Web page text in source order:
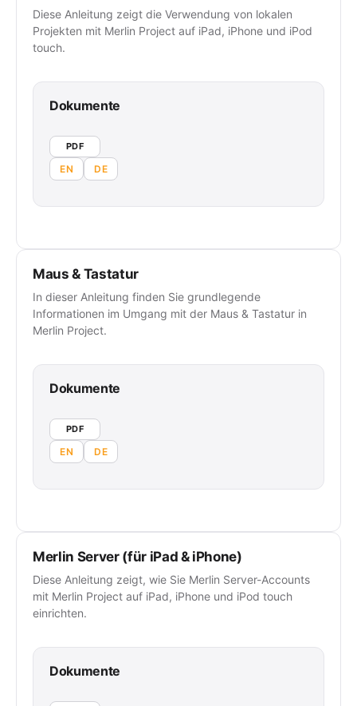
Diese Anleitung zeigt die Verwendung von lokalen
Projekten mit Merlin Project auf iPad, iPhone und iPod
touch.
Dokumente
PDF
EN DE
Maus & Tastatur
In dieser Anleitung finden Sie grundlegende
Informationen im Umgang mit der Maus & Tastatur in
Merlin Project.
Dokumente
PDF
EN DE
Merlin Server (für iPad & iPhone)
Diese Anleitung zeigt, wie Sie Merlin Server-Accounts
mit Merlin Project auf iPad, iPhone und iPod touch
einrichten.
Dokumente